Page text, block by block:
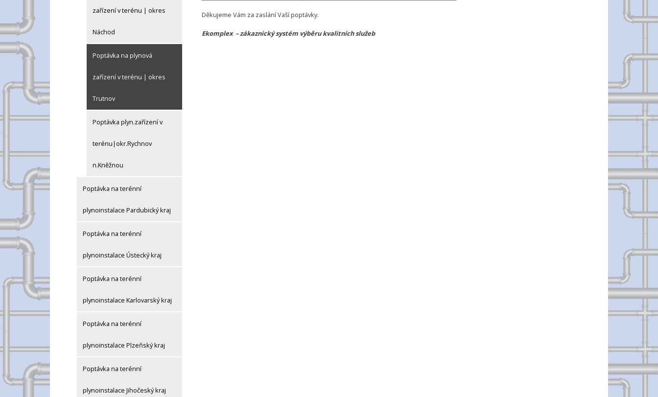
zařízení v terénu | okres
Náchod
Poptávka na plynová
zařízení v terénu | okres
Trutnov
Poptávka plyn.zařízení v
terénu|okr.Rychnov
n.Kněžnou
Poptávka na terénní
plynoinstalace Pardubický kraj
Poptávka na terénní
plynoinstalace Ústecký kraj
Poptávka na terénní
plynoinstalace Karlovarský kraj
Poptávka na terénní
plynoinstalace Plzeňský kraj
Poptávka na terénní
plynoinstalace Jihočeský kraj
Děkujeme Vám za zaslání Vaší poptávky.
Ekomplex – zákaznický systém výběru kvalitních služeb